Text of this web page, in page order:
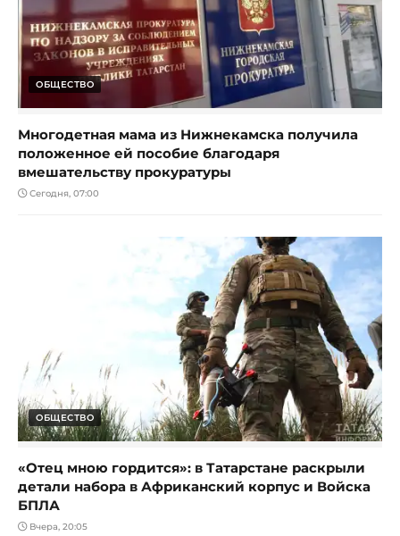
ОБЩЕСТВО
Многодетная мама из Нижнекамска получила
положенное ей пособие благодаря
вмешательству прокуратуры
Сегодня, 07:00
ОБЩЕСТВО
«Отец мною гордится»: в Татарстане раскрыли
детали набора в Африканский корпус и Войска
БПЛА
Вчера, 20:05